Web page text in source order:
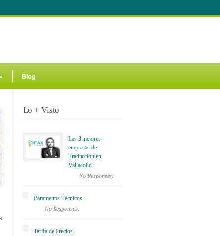
Blog
Lo + Visto
Las 3 mejores
empresas de
Traducción en
Valladolid
No Responses.
Parametros Técnicos
No Responses.
Tarifa de Precios